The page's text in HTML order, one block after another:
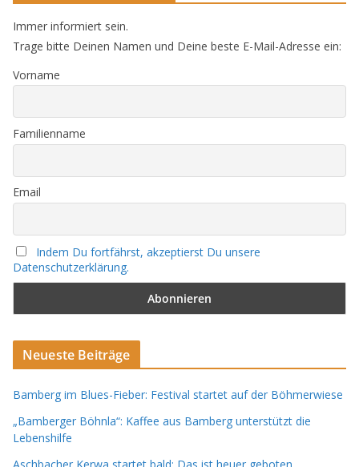
Immer informiert sein.
Trage bitte Deinen Namen und Deine beste E-Mail-Adresse ein:
Vorname
Familienname
Email
Indem Du fortfährst, akzeptierst Du unsere
Datenschutzerklärung.
Neueste Beiträge
Bamberg im Blues-Fieber: Festival startet auf der Böhmerwiese
„Bamberger Böhnla“: Kaffee aus Bamberg unterstützt die
Lebenshilfe